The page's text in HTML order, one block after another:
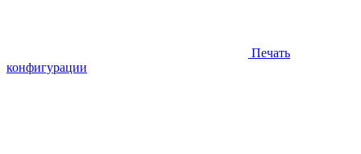
Печать
конфигурации